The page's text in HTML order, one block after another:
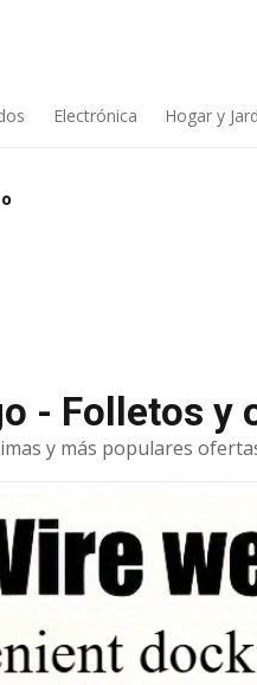
Electrónica Hogar y
- Folletos y
y más populares